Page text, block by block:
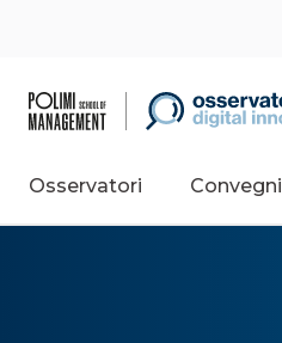
Osservatori Convegni